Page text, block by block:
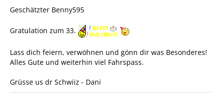
Geschätzter Benny595
Gratulation zum 33.
Lass dich feiern, verwöhnen und gönn dir was Besonderes!
Alles Gute und weiterhin viel Fahrspass.
Grüsse us dr Schwiiz - Dani